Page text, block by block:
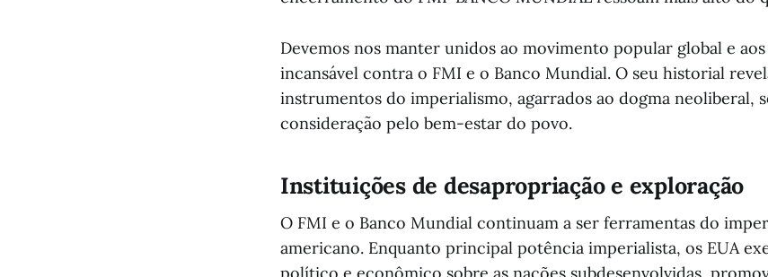
Devemos nos manter unidos ao movimento popular global e
incansável contra o FMI e o Banco Mundial. O seu historial
instrumentos do imperialismo, agarrados ao dogma neoliberal,
consideração pelo bem-estar do povo.
Instituições de desapropriação e exploração
O FMI e o Banco Mundial continuam a ser ferramentas do
americano. Enquanto principal potência imperialista, os EUA
político e econômico sobre as nações subdesenvolvidas,